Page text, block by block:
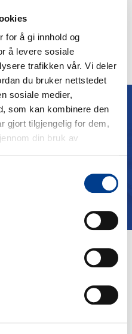
for å gi innhold og
å levere sosiale
trafikken vår. Vi deler
du bruker nettstedet
sosiale medier,
som kan kombinere den
gjort tilgjengelig for dem,
din bruk av
(Harstad / Narvik)
om oss